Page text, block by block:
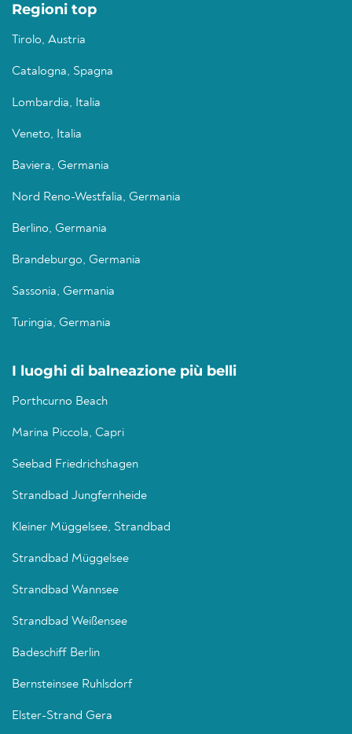
Regioni top
Tirolo, Austria
Catalogna, Spagna
Lombardia, Italia
Veneto, Italia
Baviera, Germania
Nord Reno-Westfalia, Germania
Berlino, Germania
Brandeburgo, Germania
Sassonia, Germania
Turingia, Germania
I luoghi di balneazione più belli
Porthcurno Beach
Marina Piccola, Capri
Seebad Friedrichshagen
Strandbad Jungfernheide
Kleiner Müggelsee, Strandbad
Strandbad Müggelsee
Strandbad Wannsee
Strandbad Weißensee
Badeschiff Berlin
Bernsteinsee Ruhlsdorf
Elster-Strand Gera